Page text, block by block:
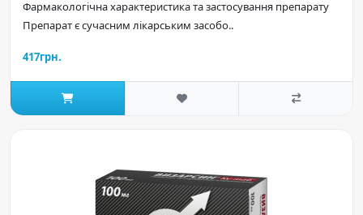
Фармакологічна характеристика та застосування препарату
Препарат є сучасним лікарським засобо..
417грн.